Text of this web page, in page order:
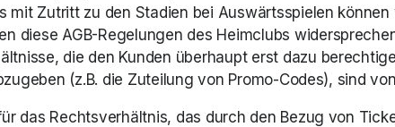
Zutritt zu den Stadien bei Auswärtsspielen können
diese AGB-Regelungen des Heimclubs
die den Kunden überhaupt erst dazu
(z.B. die Zuteilung von Promo-Codes), sind
das Rechtsverhältnis, das durch den Bezug von